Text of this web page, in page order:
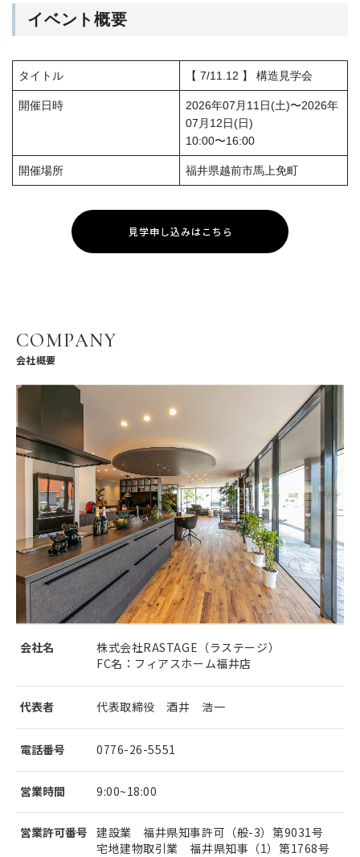
イベント概要
タイトル 【 7/11.12 】 構造見学会
開催日時
2026年07月11日(土)〜2026年
07月12日(日)
10:00〜16:00
開催場所 福井県越前市馬上免町
見学申し込みはこちら
COMPANY
会社概要
会社名
株式会社RASTAGE（ラステージ）
FC名：フィアスホーム福井店
代表者 代表取締役 酒井 浩一
電話番号 0776-26-5551
営業時間 9:00~18:00
営業許可番号 建設業 福井県知事許可（般-3）第9031号
宅地建物取引業 福井県知事（1）第1768号